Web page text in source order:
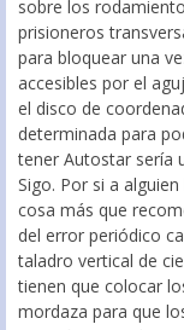
sobre los
prisioneros
para bloquear una
accesibles por el
el disco de
determinada para
tener Autostar sería
Sigo. Por si a
cosa más que
del error periódico
taladro vertical de
tienen que colocar
mordaza para que